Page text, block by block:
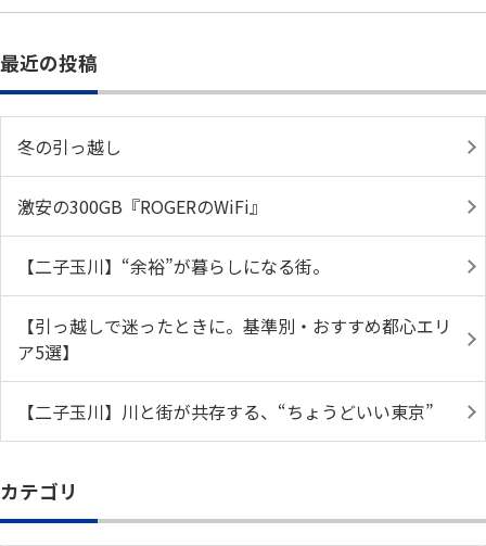
最近の投稿
冬の引っ越し
激安の300GB『ROGERのWiFi』
【二子玉川】“余裕”が暮らしになる街。
【引っ越しで迷ったときに。基準別・おすすめ都心エリ
ア5選】
【二子玉川】川と街が共存する、“ちょうどいい東京”
カテゴリ